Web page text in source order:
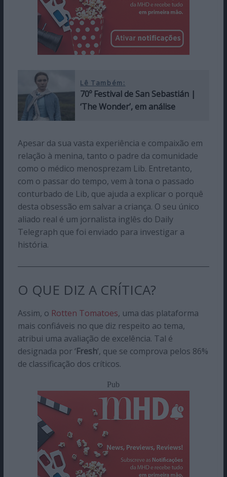
Lê Também:
70º Festival de San Sebastián |
‘The Wonder’, em análise
Apesar da sua vasta experiência e compaixão em
relação à menina, tanto o padre da comunidade
como o médico menosprezam Lib. Entretanto,
com o passar do tempo, vem à tona o passado
conturbado de Lib, que ajuda a explicar o porquê
desta obsessão em salvar a criança. O seu único
aliado real é um jornalista inglês do Daily
Telegraph que foi enviado para investigar a
história.
O QUE DIZ A CRÍTICA?
Assim, o Rotten Tomatoes, uma das plataforma
mais confiáveis no que diz respeito ao tema,
atribui uma avaliação de excelência. Tal é
designada por ‘Fresh‘, que se comprova pelos 86%
de classificação dos críticos.
Pub